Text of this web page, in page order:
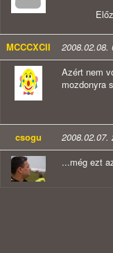
MCCCXCII 2008.02.08.
Azért nem
mozdonyra
csogu 2008.02.07.
...még ezt